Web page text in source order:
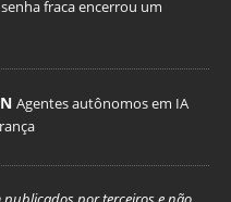
fraca encerrou um
Agentes autônomos em IA